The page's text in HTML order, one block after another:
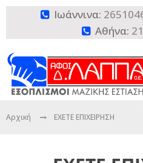
 Ιωάννινα:
 Αθήνα:
Αρχική ΕΧΕΤΕ ΕΠΙΧΕΙΡΗΣΗ